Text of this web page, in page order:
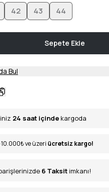
42 43 44
Sepete Ekle
Bul
24 saat içinde kargoda
10.000₺ve üzeri ücretsiz kargo!
6 Taksit imkanı!